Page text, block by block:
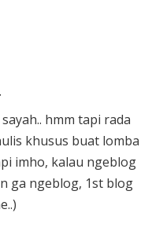
hmm tapi rada
khusus buat lomba
imho, kalau ngeblog
ga ngeblog, 1st blog